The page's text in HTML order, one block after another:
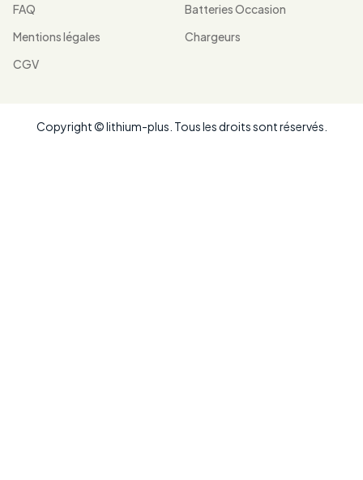
FAQ
Mentions légales
CGV
Batteries Occasion
Chargeurs
Copyright © lithium-plus. Tous les droits sont réservés.